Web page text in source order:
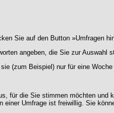
Sie auf den Button »Umfragen
angeben, die Sie zur Auswahl
(zum Beispiel) nur für eine
für die Sie stimmen möchten
Umfrage ist freiwillig. Sie